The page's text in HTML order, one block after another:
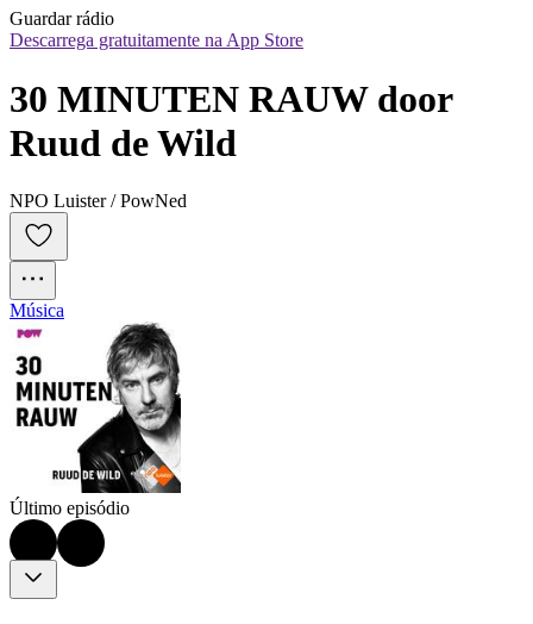
Guardar rádio
Descarrega gratuitamente na App Store
30 MINUTEN RAUW door
Ruud de Wild
NPO Luister / PowNed
Música
Último episódio